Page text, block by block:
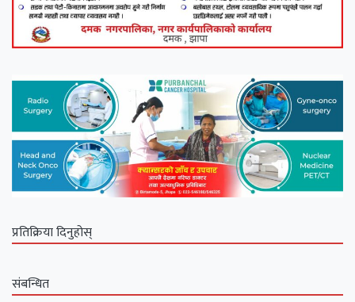
प्रतिक्रिया दिनुहोस्
संबन्धित